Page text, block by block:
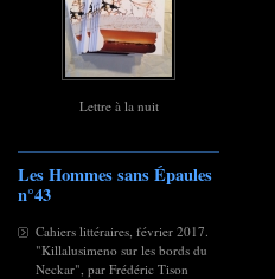
Lettre à la nuit
Les Hommes sans Épaules
n°43
Cahiers littéraires, février 2017.
"Killalusimeno sur les bords du
Neckar", par Frédéric Tison